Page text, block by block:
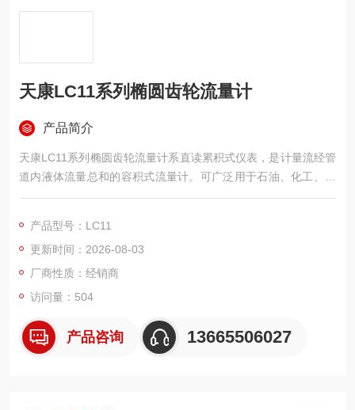
天康LC11系列椭圆齿轮流量计
产品简介
天康LC11系列椭圆齿轮流量计系直读累积式仪表，是计量流经管
道内液体流量总和的容积式流量计。可广泛用于石油、化工、医
药卫生等部门的流量测量。
产品型号：LC11
更新时间：2026-08-03
厂商性质：经销商
访问量：504
产品咨询 13665506027